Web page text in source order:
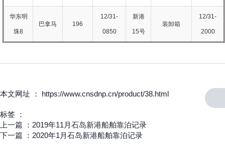
华东明
珠8
巴拿马 196
12/31-
0850
新港
15号
装卸箱
12/31-
2000
本文网址 ： https://www.cnsdnp.cn/product/38.html
标签 ：
上一篇 ： 2019年11月石岛新港船舶靠泊记录
下一篇 ： 2020年1月石岛新港船舶靠泊记录